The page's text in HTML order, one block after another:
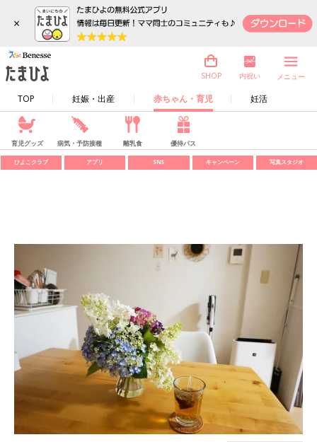
×
TOP 妊娠・出産 赤ちゃん・育児 妊活
SHOP 内祝い メニュー
育児グッズ 病気・予防接種 離乳食 優待パス
ひよこクラブ アプリ SNS キャンペーン 写真スタジオ